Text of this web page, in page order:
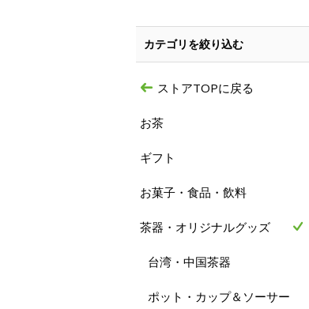
カテゴリを絞り込む
ストアTOPに戻る
お茶
ギフト
お菓子・食品・飲料
茶器・オリジナルグッズ
台湾・中国茶器
ポット・カップ＆ソーサー